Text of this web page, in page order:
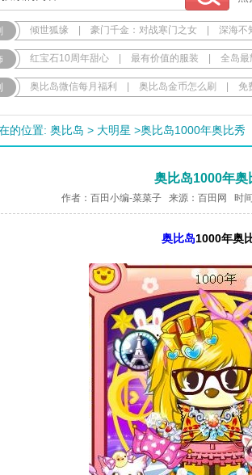
倾世狐缘 豪门千金：对战寒门之女 深海不
红宝石10周年甜心 最有价值的服装 全岛最
奥比岛微信每月福利 奥比岛金币怎么刷 免
的位置: 奥比岛 > 大明星 >奥比岛1000年奥比秀
奥比岛1000年奥
作者：百田小编-菜菜子 来源： 百田网 时
奥比岛1000年奥